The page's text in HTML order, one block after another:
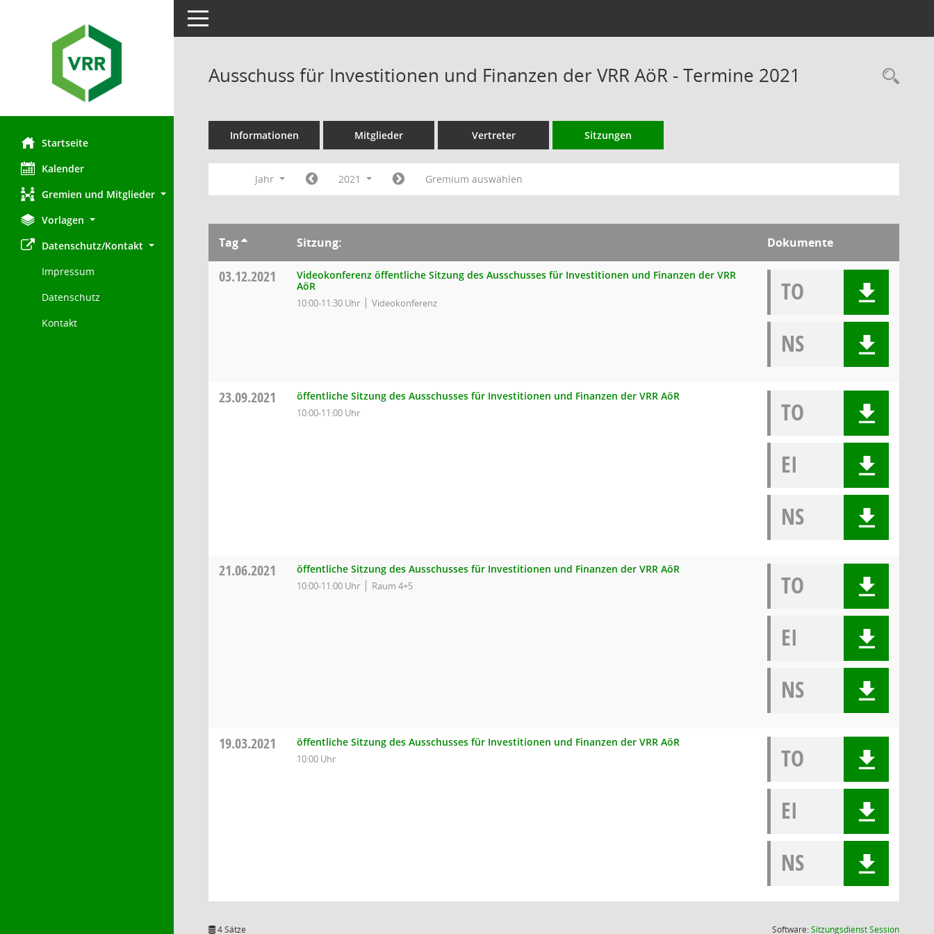
Startseite
Kalender
Gremien und Mitglieder
Vorlagen
Datenschutz/Kontakt
Impressum
Datenschutz
Kontakt
Toggle navigation
Ausschuss für Investitionen und Finanzen der VRR AöR - Termine 2021
Informationen Mitglieder Vertreter Sitzungen
Jahr 2021 Gremium auswählen
Tag Sitzung: Dokumente
03.12.2021
Videokonferenz öffentliche Sitzung des Ausschusses für Investitionen und Finanzen der VRR
AöR
10:00-11:30 Uhr Videokonferenz
TO
NS
23.09.2021 öffentliche Sitzung des Ausschusses für Investitionen und Finanzen der VRR AöR
10:00-11:00 Uhr
TO
EI
NS
21.06.2021 öffentliche Sitzung des Ausschusses für Investitionen und Finanzen der VRR AöR
10:00-11:00 Uhr Raum 4+5
TO
EI
NS
19.03.2021 öffentliche Sitzung des Ausschusses für Investitionen und Finanzen der VRR AöR
10:00 Uhr
TO
EI
NS
4 Sätze Software:SitzungsdienstSession(Wird in